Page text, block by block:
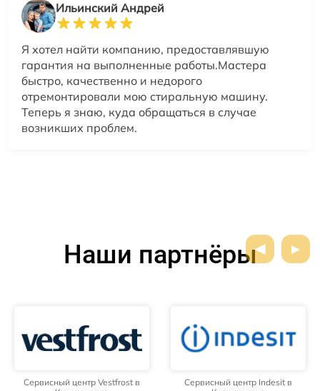
Ильинский Андрей
Я хотел найти компанию, предоставлявшую
гарантия на выполненные работы.Мастера
быстро, качественно и недорого
отремонтировали мою стиральную машину.
Теперь я знаю, куда обращаться в случае
возникших проблем.
Наши партнёры
Сервисный центр Vestfrost в
Сервисный центр Indesit в